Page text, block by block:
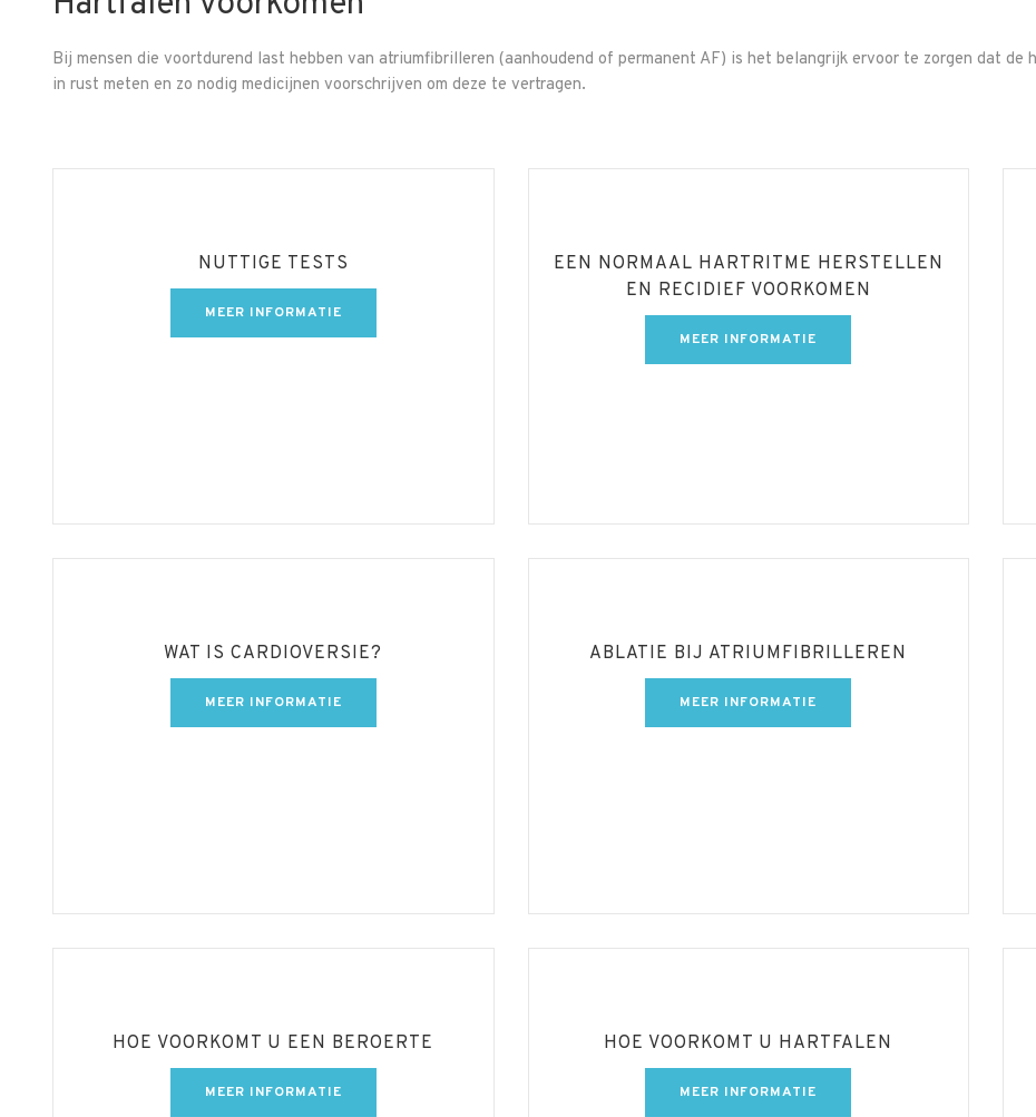
Bij mensen die voortdurend last hebben van atriumfibrilleren (aanhoudend of permanent AF) is het belangrijk ervoor te zorgen dat
in rust meten en zo nodig medicijnen voorschrijven om deze te vertragen.
NUTTIGE TESTS
MEER INFORMATIE
EEN NORMAAL HARTRITME HERSTELLEN
EN RECIDIEF VOORKOMEN
MEER INFORMATIE
WAT IS CARDIOVERSIE?
MEER INFORMATIE
ABLATIE BIJ ATRIUMFIBRILLEREN
MEER INFORMATIE
HOE VOORKOMT U EEN BEROERTE
MEER INFORMATIE
HOE VOORKOMT U HARTFALEN
MEER INFORMATIE